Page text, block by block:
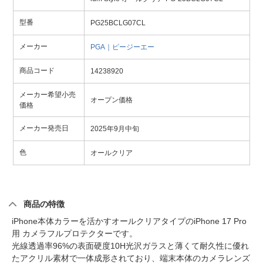
型番 PG25BCLG07CL
メーカー PGA｜ピージーエー
商品コード 14238920
メーカー希望小売
価格
オープン価格
メーカー発売日 2025年9月中旬
色 オールクリア
商品の特徴
iPhone本体カラーを活かすオールクリアタイプのiPhone 17 Pro
用 カメラフルプロテクターです。
光線透過率96%の表面硬度10H光沢ガラスと薄くて耐久性に優れ
たアクリル素材で一体成形されており、端末本体のカメラレンズ